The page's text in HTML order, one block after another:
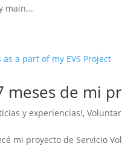
main...
meses de mi
y experiencias!,
mi proyecto de Servicio